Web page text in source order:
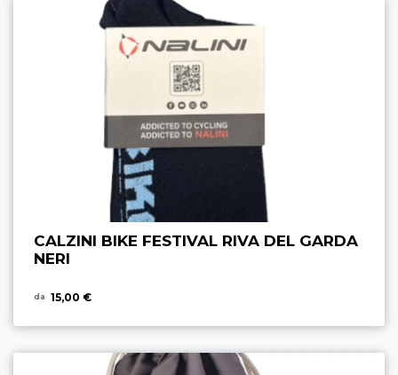
CALZINI BIKE FESTIVAL RIVA DEL GARDA
NERI
da 15,00 €